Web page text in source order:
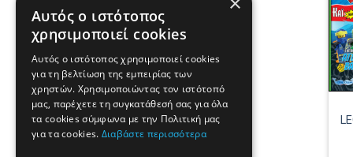
Αυτός ο ιστότοπος
χρησιμοποιεί cookies
Αυτός ο ιστότοπος χρησιμοποιεί cookies
για τη βελτίωση της εμπειρίας των
χρηστών. Χρησιμοποιώντας τον ιστότοπό
μας, παρέχετε τη συγκατάθεσή σας για όλα
τα cookies σύμφωνα με την Πολιτική μας
για τα cookies. Διαβάστε περισσότερα